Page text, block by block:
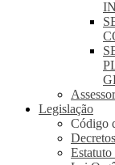
Legislação
Código
Decretos